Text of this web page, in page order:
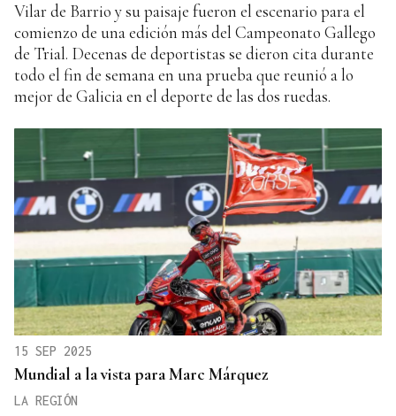
Vilar de Barrio y su paisaje fueron el escenario para el
comienzo de una edición más del Campeonato Gallego
de Trial. Decenas de deportistas se dieron cita durante
todo el fin de semana en una prueba que reunió a lo
mejor de Galicia en el deporte de las dos ruedas.
15 SEP 2025
Mundial a la vista para Marc Márquez
LA REGIÓN